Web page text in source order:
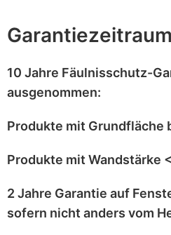
Garantiezeitraum
10 Jahre Fäulnisschutz-
ausgenommen:
Produkte mit Grundfläche
Produkte mit Wandstärke
2 Jahre Garantie auf
sofern nicht anders vom